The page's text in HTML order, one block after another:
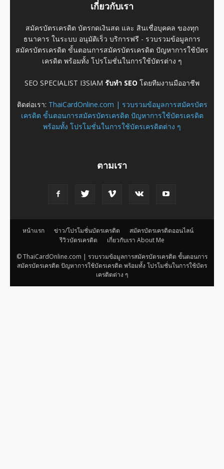
เกี่ยวกับเรา
สมัครบัตรเครดิต บัตรกดเงินสด และ สินเชื่อบุคคล ของทุก
ธนาคาร ในระบบ อนุมัติเร็ว บริการฟรี - รวบรวมข้อมูลการ
สมัครบัตรเครดิต ขั้นตอนการสมัครบัตรเครดิต ปัญหาการใช้บัตร
เครดิต พร้อมทั้ง โปรโมชั่นในการใช้บัตรต่าง ๆ
SEO SPECIALIST I3SIAM รับทำ SEO โดยทีมงานมืออาชีพ
ติดต่อเรา: ThaiCardOnline.com | รวบรวมข้อมูลการสมัครบัตร
เครดิต ขั้นตอนการสมัครบัตรเครดิต ปัญหาการใช้บัตรเครดิต
พร้อมทั้ง โปรโมชั่นในการใช้บัตรเครดิตต่าง ๆ
ตามเรา
หน้าแรก ข่าว/โปรโมชั่นบัตรเครดิต
สมัครบัตรเครดิตออนไลน์
รีวิวบัตรเครดิต
เกี่ยวกับเรา About Me
© ThaiCardOnline.com | รวบรวมข้อมูลการสมัครบัตรเครดิต ขั้นตอนการ
สมัครบัตรเครดิต ปัญหาการใช้บัตรเครดิต พร้อมทั้ง โปรโมชั่นในการใช้บัตร
เครดิตต่าง ๆ